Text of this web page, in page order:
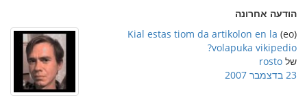
הודעה אחרונה
(eo)
Kial estas tiom da artikolon en la
volapuka vikipedio?
של rosto
23 בדצמבר 2007